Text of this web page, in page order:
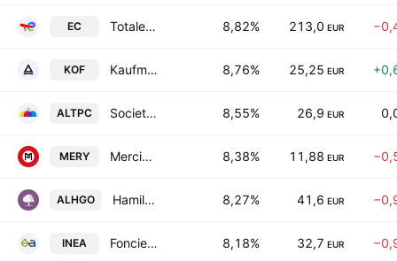
EC Totalenergies EP Gabon 8,82% 213,0 EUR
KOF Kaufman & Broad SA 8,76% 25,25 EUR
ALTPC Societe Marseillaise du Tunnel Prado Carenage SA 8,55% 26,9 EUR
MERY Mercialys SA 8,38% 11,88 EUR
ALHGO Hamilton Global Opportunities PLC 8,27% 41,6 EUR
INEA Fonciere INEA 8,18% 32,7 EUR